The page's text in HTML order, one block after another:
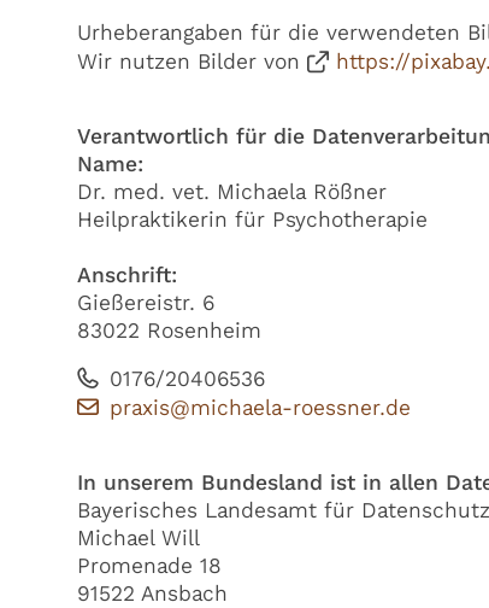
Urheberangaben für die verwendeten
Wir nutzen Bilder von
https://
Verantwortlich für die
Name:
Dr. med. vet. Michaela Rößner
Heilpraktikerin für Psychotherapie
Anschrift:
Gießereistr. 6
83022 Rosenheim
0176/20406536
praxis@michaela-roessner.de
In unserem Bundesland ist in allen
Bayerisches Landesamt für
Michael Will
Promenade 18
91522 Ansbach